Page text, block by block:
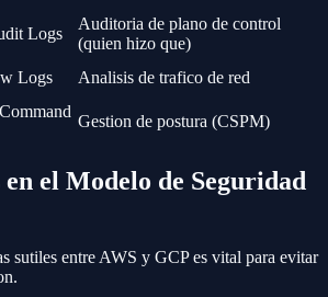
Logs
Auditoria de plano de control
(quien hizo que)
Logs
Analisis de trafico de red
Gestion de postura (CSPM)
el Modelo de Seguridad
sutiles entre AWS y GCP es vital para evitar